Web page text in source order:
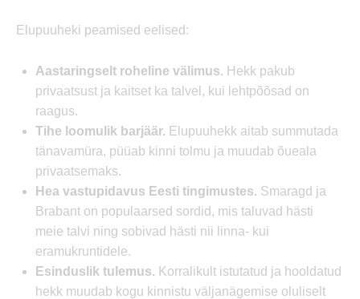
Elupuuheki peamised eelised:
Aastaringselt roheline välimus. Hekk pakub
privaatsust ja kaitset ka talvel, kui lehtpõõsad on
raagus.
Tihe loomulik barjäär. Elupuuhekk aitab summutada
tänavamüra, püüab kinni tolmu ja muudab õueala
privaatsemaks.
Hea vastupidavus Eesti tingimustes. Smaragd ja
Brabant on populaarsed sordid, mis taluvad hästi
meie talvi ning sobivad hästi nii linna- kui
eramukruntidele.
Esinduslik tulemus. Korralikult istutatud ja hooldatud
hekk muudab kogu kinnistu väljanägemise oluliselt